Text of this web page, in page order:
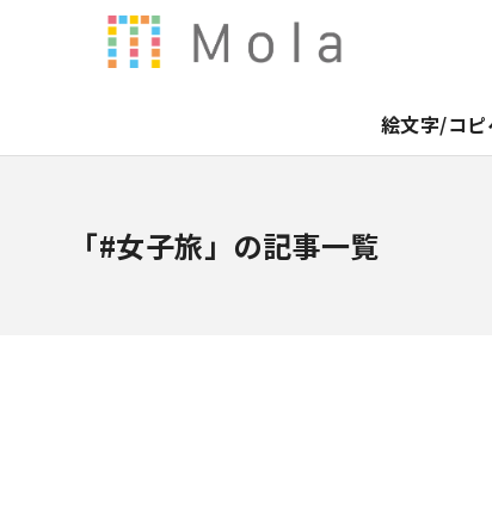
絵文字/コピ
「#女子旅」の記事一覧